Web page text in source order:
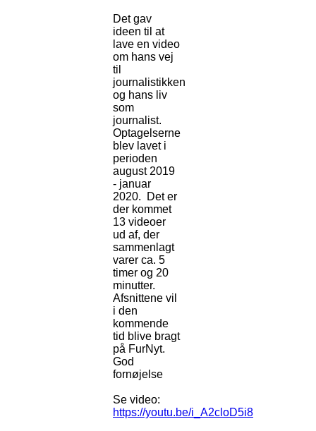
Det gav
ideen til at
lave en video
om hans vej
til
journalistikken
og hans liv
som
journalist.
Optagelserne
blev lavet i
perioden
august 2019
- januar
2020. Det er
der kommet
13 videoer
ud af, der
sammenlagt
varer ca. 5
timer og 20
minutter.
Afsnittene vil
i den
kommende
tid blive bragt
på FurNyt.
God
fornøjelse
Se video:
https://youtu.be/i_A2cloD5i8